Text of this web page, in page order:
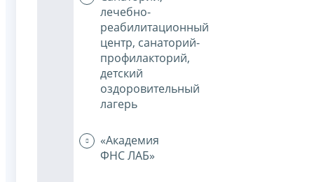
лечебно-
реабилитационный
центр, санаторий-
профилакторий,
детский
оздоровительный
лагерь
«Академия
ФНС ЛАБ»